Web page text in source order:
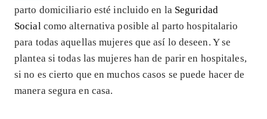
parto domiciliario esté incluido en la Seguridad
Social como alternativa posible al parto hospitalario
para todas aquellas mujeres que así lo deseen. Y se
plantea si todas las mujeres han de parir en hospitales,
si no es cierto que en muchos casos se puede hacer de
manera segura en casa.